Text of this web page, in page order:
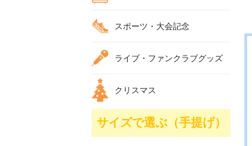
スポーツ・大会記念
ライブ・ファンクラブグッズ
クリスマス
サイズで選ぶ（手提げ）